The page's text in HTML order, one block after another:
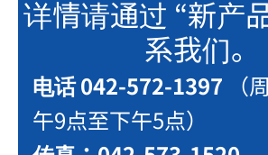
详情请通过 “新产
系我们。
电话 042-572-1397
（
午9点至下午5点）